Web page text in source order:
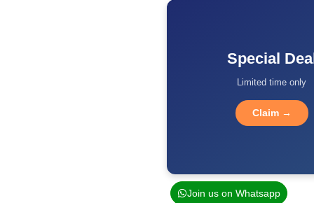
Special
Limited time only
Claim →
Join us on Whatsapp